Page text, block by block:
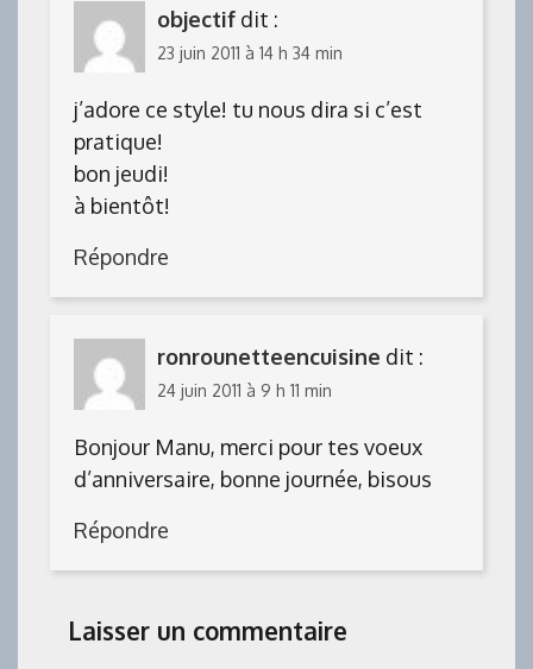
objectif dit :
23 juin 2011 à 14 h 34 min
j’adore ce style! tu nous dira si c’est
pratique!
bon jeudi!
à bientôt!
Répondre
ronrounetteencuisine dit :
24 juin 2011 à 9 h 11 min
Bonjour Manu, merci pour tes voeux
d’anniversaire, bonne journée, bisous
Répondre
Laisser un commentaire